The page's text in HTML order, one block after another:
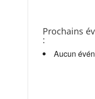
Prochains
:
Aucun